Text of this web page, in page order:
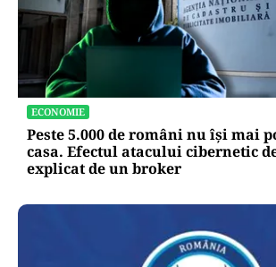
ECONOMIE
Peste 5.000 de români nu își mai
casa. Efectul atacului cibernetic
explicat de un broker